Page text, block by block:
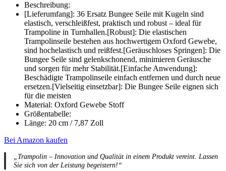
Beschreibung:
[Lieferumfang]: 36 Ersatz Bungee Seile mit Kugeln sind
elastisch, verschleißfest, praktisch und robust – ideal für
Trampoline in Turnhallen.[Robust]: Die elastischen
Trampolinseile bestehen aus hochwertigem Oxford Gewebe,
sind hochelastisch und reißfest.[Geräuschloses Springen]: Die
Bungee Seile sind gelenkschonend, minimieren Geräusche
und sorgen für mehr Stabilität.[Einfache Anwendung]:
Beschädigte Trampolinseile einfach entfernen und durch neue
ersetzen.[Vielseitig einsetzbar]: Die Bungee Seile eignen sich
für die meisten
Material: Oxford Gewebe Stoff
Größentabelle:
Länge: 20 cm / 7,87 Zoll
Bei Amazon kaufen
„Trampolin – Innovation und Qualität in einem Produkt vereint. Lassen
Sie sich von der Leistung begeistern!“